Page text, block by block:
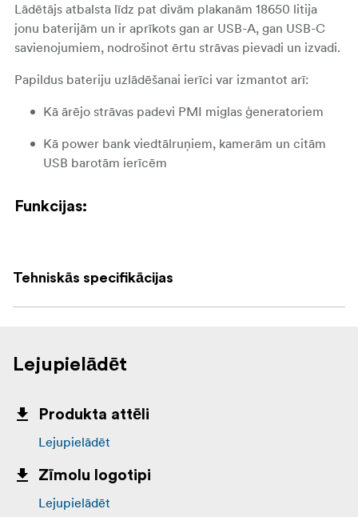
Lādētājs atbalsta līdz pat divām plakanām 18650 litija
jonu baterijām un ir aprīkots gan ar USB-A, gan USB-C
savienojumiem, nodrošinot ērtu strāvas pievadi un izvadi.
Papildus bateriju uzlādēšanai ierīci var izmantot arī:
Kā ārējo strāvas padevi PMI miglas ģeneratoriem
Kā power bank viedtālruņiem, kamerām un citām
USB barotām ierīcēm
Funkcijas:
Atbalsta USB-A un USB-C
Tehniskās specifikācijas
Lejupielādēt
Produkta attēli
Lejupielādēt
Zīmolu logotipi
Lejupielādēt